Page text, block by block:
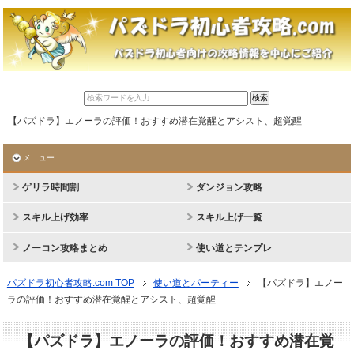
【パズドラ】エノーラの評価！おすすめ潜在覚醒とアシスト、超覚醒
メニュー
ゲリラ時間割 ダンジョン攻略
スキル上げ効率 スキル上げ一覧
ノーコン攻略まとめ 使い道とテンプレ
パズドラ初心者攻略.com TOP 使い道とパーティー
【パズドラ】エノー
ラの評価！おすすめ潜在覚醒とアシスト、超覚醒
【パズドラ】エノーラの評価！おすすめ潜在覚